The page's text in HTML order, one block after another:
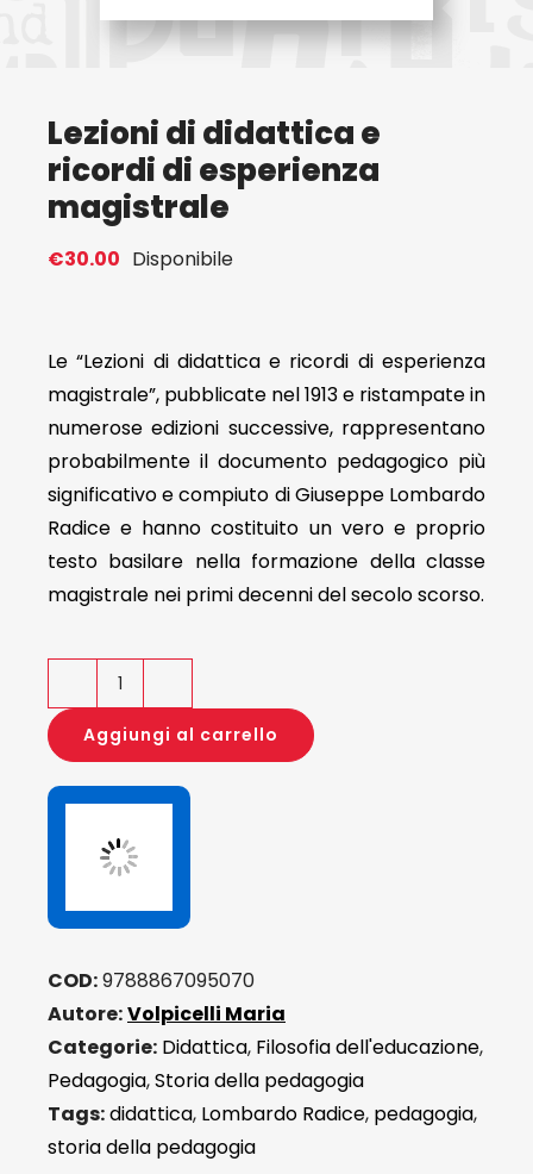
Lezioni di didattica e
ricordi di esperienza
magistrale
€30.00 Disponibile
Le “Lezioni di didattica e ricordi di esperienza
magistrale”, pubblicate nel 1913 e ristampate in
numerose edizioni successive, rappresentano
probabilmente il documento pedagogico più
significativo e compiuto di Giuseppe Lombardo
Radice e hanno costituito un vero e proprio
testo basilare nella formazione della classe
magistrale nei primi decenni del secolo scorso.
Lezioni
di
didattica
e
ricordi
di
magistrale
Aggiungi al carrello
COD:9788867095070
Autore:Volpicelli Maria
Categorie: Didattica, Filosofia dell'educazione,
Pedagogia,Storia della pedagogia
Tags:didattica, Lombardo Radice, pedagogia,
storia della pedagogia